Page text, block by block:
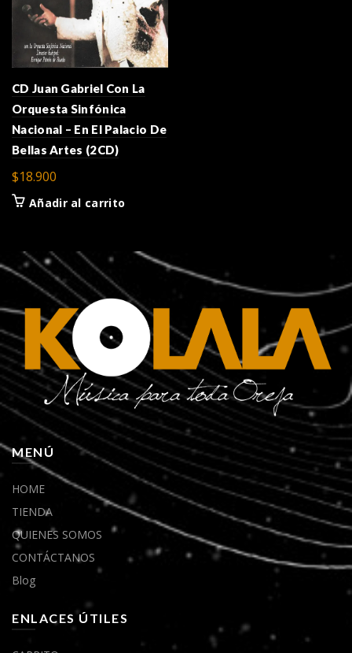
CD Juan Gabriel Con La
Orquesta Sinfónica
Nacional – En El Palacio De
Bellas Artes (2CD)
$18.900
Añadir al carrito
MENÚ
HOME
TIENDA
QUIENES SOMOS
CONTÁCTANOS
Blog
ENLACES ÚTILES